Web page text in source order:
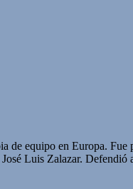
de equipo en Europa.
Luis Zalazar.